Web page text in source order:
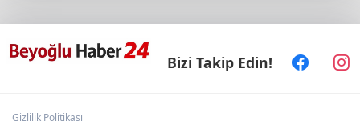
Konya'da Bisiklet Festivali heyecanı başladı
Bizi Takip Edin!
Gizlilik Politikası